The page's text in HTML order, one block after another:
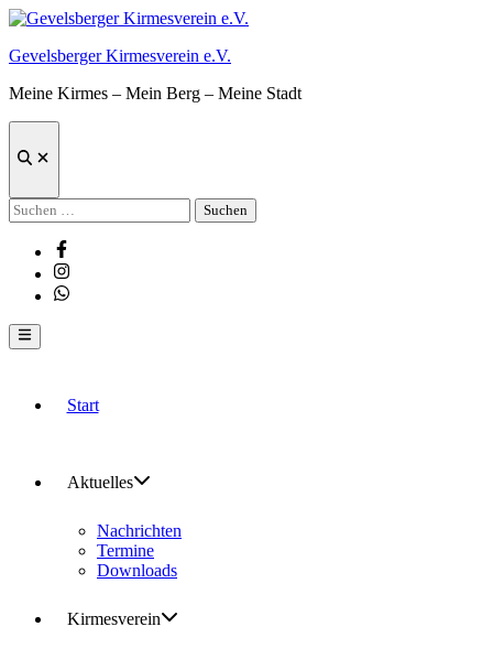
Zum
springen
Gevelsberger Kirmesverein e.V.
Meine Kirmes – Mein Berg – Meine Stadt
Suche
Suchen
nach:
Facebook
Instagram
Whatsapp
Hauptmenü
Start
Aktuelles
Nachrichten
Termine
Downloads
Kirmesverein